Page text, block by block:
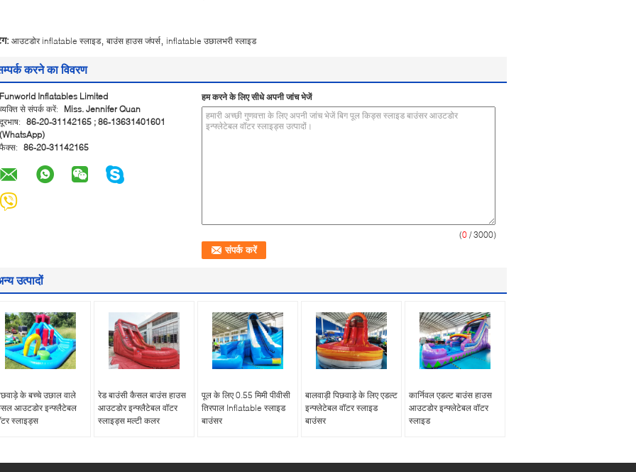
आउटडोर inflatable स्लाइड, बाउंस हाउस जंपर्स inflatable उछालभरी स्लाइड
करने का विवरण
Funworld Inflatables Limited
व्यक्ति से संपर्क करें:
Miss. Jennifer Quan
दूरभाष: 86-20-31142165 ; 86-13631401601
(WhatsApp)
फैक्स: 86-20-31142165
हम करने के लिए सीधे अपनी जांच भेजें
(0 / 3000)
उत्पादों
के बच्चे उछाल वाले
आउटडोर इन्फ्लैटेबल
स्लाइड्स
रेड बाउंसी कैसल बाउंस हाउस
आउटडोर इन्फ्लैटेबल वॉटर
स्लाइड्स मल्टी कलर
पूल के लिए 0.55 मिमी पीवीसी
तिरपाल Inflatable स्लाइड
बाउंसर
बालवाड़ी पिछवाड़े के लिए एडल्ट
इन्फ्लेटेबल वॉटर स्लाइड
बाउंसर
कार्निवल एडल्ट बाउंस हाउस
आउटडोर इन्फ्लेटेबल वॉटर
स्लाइड